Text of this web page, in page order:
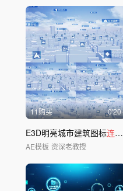
11购买 0'20
E3D明亮城市建筑图标连接
AE模板 资深老教授